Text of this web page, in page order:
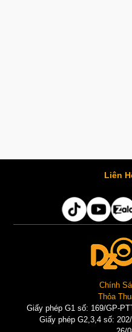
Liên
Chính
Thỏa
Giấy phép G1 số: 169/GP-
Giấy phép G2,3,4 số: